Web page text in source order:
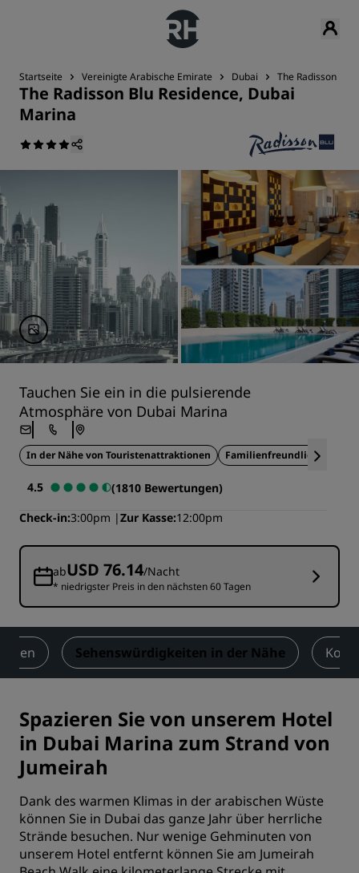
Startseite Vereinigte Arabische Emirate Dubai The Radisson Blu
The Radisson Blu Residence, Dubai
Marina
Tauchen Sie ein in die pulsierende
Atmosphäre von Dubai Marina
In der Nähe von Touristenattraktionen Familienfreundlich
4.5
(1810 Bewertungen)
Check-in 3:00pm Zur Kasse 12:00pm
abUSD 76.14/Nacht
* niedrigster Preis in den nächsten 60 Tagen
Sehenswürdigkeiten in der Nähe
Spazieren Sie von unserem Hotel
in Dubai Marina zum Strand von
Jumeirah
Dank des warmen Klimas in der arabischen Wüste
können Sie in Dubai das ganze Jahr über herrliche
Strände besuchen. Nur wenige Gehminuten von
unserem Hotel entfernt können Sie am Jumeirah